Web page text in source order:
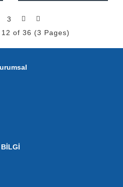
3
of 36 (3 Pages)
BİLGİ